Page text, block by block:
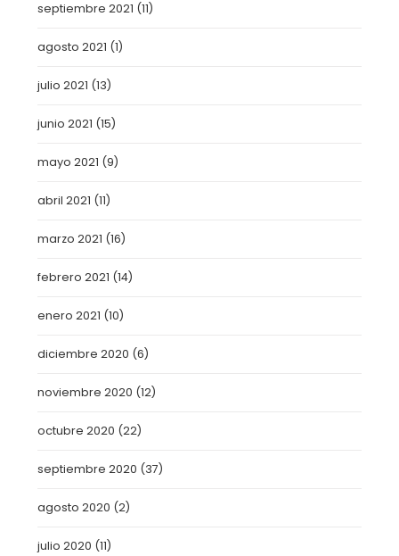
septiembre 2021 (11)
agosto 2021 (1)
julio 2021 (13)
junio 2021 (15)
mayo 2021 (9)
abril 2021 (11)
marzo 2021 (16)
febrero 2021 (14)
enero 2021 (10)
diciembre 2020 (6)
noviembre 2020 (12)
octubre 2020 (22)
septiembre 2020 (37)
agosto 2020 (2)
julio 2020 (11)